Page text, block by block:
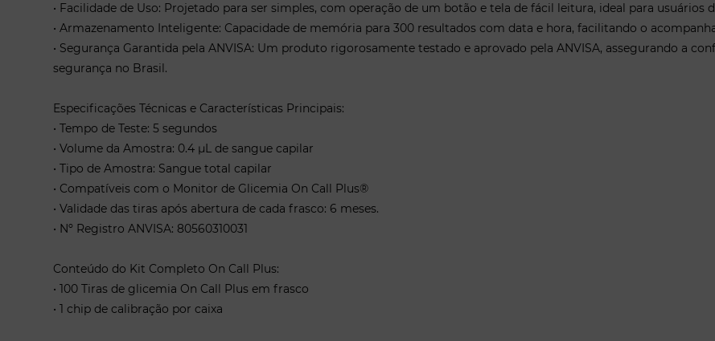
• Facilidade de Uso: Projetado para ser simples, com operação de um botão e tela de fácil leitura, ideal para usuários
• Armazenamento Inteligente: Capacidade de memória para 300 resultados com data e hora, facilitando o
• Segurança Garantida pela ANVISA: Um produto rigorosamente testado e aprovado pela ANVISA, assegurando a
segurança no Brasil.
Especificações Técnicas e Características Principais:
• Tempo de Teste: 5 segundos
• Volume da Amostra: 0.4 µL de sangue capilar
• Tipo de Amostra: Sangue total capilar
• Compatíveis com o Monitor de Glicemia On Call Plus®
• Validade das tiras após abertura de cada frasco: 6 meses.
• Nº Registro ANVISA: 80560310031
Conteúdo do Kit Completo On Call Plus:
• 100 Tiras de glicemia On Call Plus em frasco
• 1 chip de calibração por caixa